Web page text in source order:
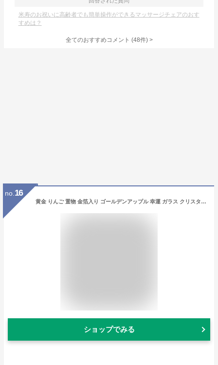
米寿のお祝いに高齢者でも簡単操作ができるマッサージチェアのおす
すめは？
全てのおすすめコメント (48件) >
no. 16
黄金 りんご 置物 金箔入り ゴールデンアップル 幸運 ガラス クリスタル 置き物 かわいい おしゃれ お祝い 正月 縁起物 Gold Apple 記念日 誕生日 プレゼント ギフト 贈り物 喜ばれる 新生活 引っ越し祝い 新築祝い 結婚祝い ラッピング対応 送料無料 父の日
ショップでみる